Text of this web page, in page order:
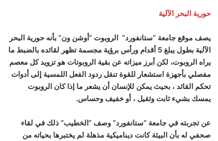
حورية البحر الآلية
يصف موقع جامعة “ستانفورد” الروبوت “أوشن ون” بأنه حورية البحر
الآلية بطول يبلغ 5 أقدام ورأس برؤية مجسمة تظهر لقائده بالضبط ما
يراه الروبوت، لكن أبرز ميزاته عن بقية الروبوتات هو تزويد كل معصم
مفصلي بأجهزة استشعار للقوة تنقل ردود الفعل اللمسية إلى أدوات
تحكم القائد ، بحيث يمكن للإنسان أن يشعر ما إذا كان الروبوت
يمسك بشيء ثابت وثقيل ، أو خفيف وحساس.
عن تجربته في جامعة “ستانفورد” وصف “الخطيب” ذلك في لقاء
صحفي له بأن البيئة كانت ديناميكية مذهلة لم يختبرها بحياته من